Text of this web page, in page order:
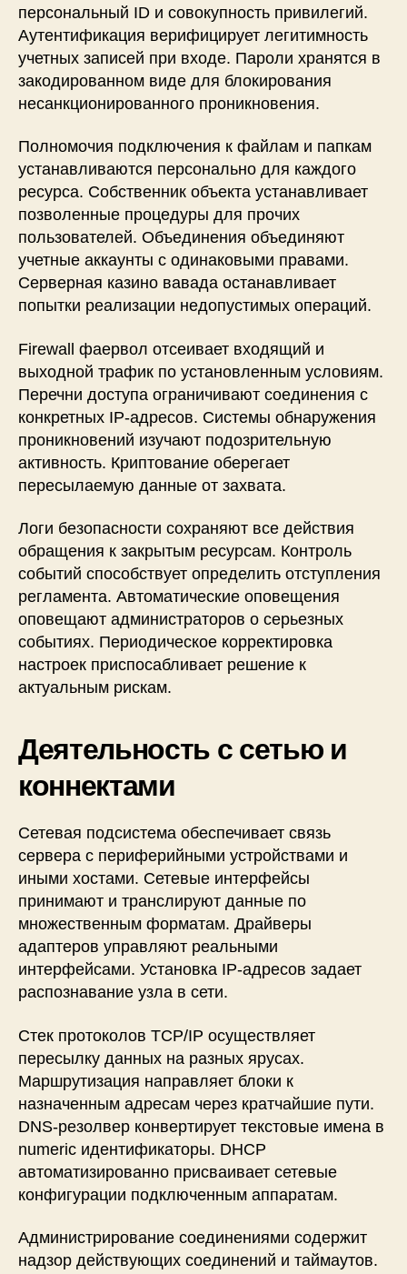
персональный ID и совокупность привилегий.
Аутентификация верифицирует легитимность
учетных записей при входе. Пароли хранятся в
закодированном виде для блокирования
несанкционированного проникновения.
Полномочия подключения к файлам и папкам
устанавливаются персонально для каждого
ресурса. Собственник объекта устанавливает
позволенные процедуры для прочих
пользователей. Объединения объединяют
учетные аккаунты с одинаковыми правами.
Серверная казино вавада останавливает
попытки реализации недопустимых операций.
Firewall фаервол отсеивает входящий и
выходной трафик по установленным условиям.
Перечни доступа ограничивают соединения с
конкретных IP-адресов. Системы обнаружения
проникновений изучают подозрительную
активность. Криптование оберегает
пересылаемую данные от захвата.
Логи безопасности сохраняют все действия
обращения к закрытым ресурсам. Контроль
событий способствует определить отступления
регламента. Автоматические оповещения
оповещают администраторов о серьезных
событиях. Периодическое корректировка
настроек приспосабливает решение к
актуальным рискам.
Деятельность с сетью и
коннектами
Сетевая подсистема обеспечивает связь
сервера с периферийными устройствами и
иными хостами. Сетевые интерфейсы
принимают и транслируют данные по
множественным форматам. Драйверы
адаптеров управляют реальными
интерфейсами. Установка IP-адресов задает
распознавание узла в сети.
Стек протоколов TCP/IP осуществляет
пересылку данных на разных ярусах.
Маршрутизация направляет блоки к
назначенным адресам через кратчайшие пути.
DNS-резолвер конвертирует текстовые имена в
numeric идентификаторы. DHCP
автоматизированно присваивает сетевые
конфигурации подключенным аппаратам.
Администрирование соединениями содержит
надзор действующих соединений и таймаутов.